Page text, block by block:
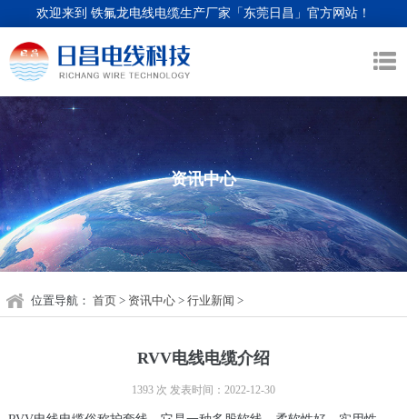
欢迎来到 铁氟龙电线电缆生产厂家「东莞日昌」官方网站！
资讯中心
位置导航： 首页 > 资讯中心 > 行业新闻 >
RVV电线电缆介绍
1393 次 发表时间：2022-12-30